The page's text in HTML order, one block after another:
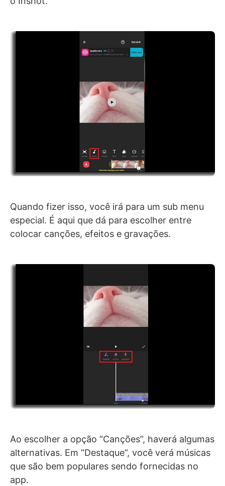
Quando fizer isso, você irá para um sub menu
especial. É aqui que dá para escolher entre
colocar canções, efeitos e gravações.
Ao escolher a opção “Canções”, haverá algumas
alternativas. Em “Destaque”, você verá músicas
que são bem populares sendo fornecidas no
app.